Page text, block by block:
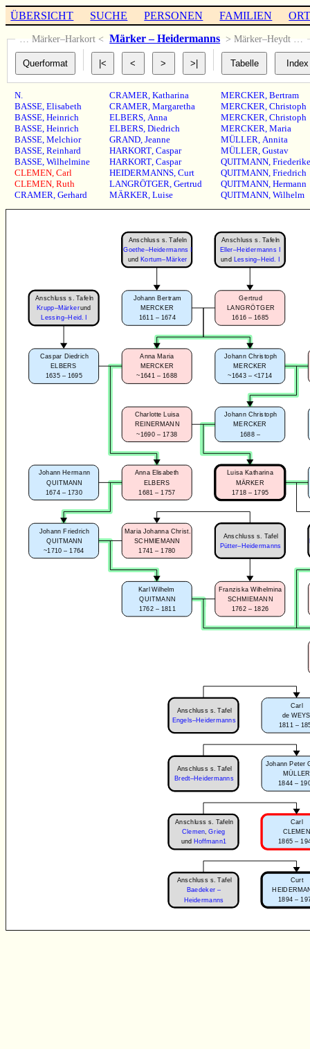
ÜBERSICHT SUCHE PERSONEN FAMILIEN
… Märker–Harkort < Märker – Heidermanns > Märker–Heydt …
N.
BASSE,Elisabeth
BASSE,Heinrich
BASSE,Heinrich
BASSE,Melchior
BASSE,Reinhard
BASSE,Wilhelmine
CLEMEN,Carl
CLEMEN,Ruth
CRAMER,Gerhard
CRAMER, Katharina
CRAMER, Margaretha
ELBERS, Anna
ELBERS, Diedrich
GRAND, Jeanne
HARKORT, Caspar
HARKORT, Caspar
HEIDERMANNS, Curt
LANGRÖTGER, Gertrud
MÄRKER, Luise
MERCKER, Bertram
MERCKER, Christoph
MERCKER, Christoph
MERCKER, Maria
MÜLLER, Annita
MÜLLER, Gustav
QUITMANN, Friederike
QUITMANN, Friedrich
QUITMANN, Hermann
QUITMANN, Wilhelm
Luisa Katharina
MÄRKER
1718 – 1795
Johann Christoph
MERCKER
1688 –
Charlotte Luisa
REINERMANN
~1690 – 1738
Johann Christoph
MERCKER
~1643 – <1714
Johann Bertram
MERCKER
1611 – 1674
Gertrud
LANGRÖTGER
1616 – 1685
Carl
de WEYS
1811 –
Johann Peter
MÜLLER
1844 –
Carl
CLEMEN
1865 –
Curt
1894 –
Anna Maria
MERCKER
~1641 – 1688
Caspar Diedrich
ELBERS
1635 – 1695
Anna Elisabeth
ELBERS
1681 – 1757
Johann Hermann
QUITMANN
1674 – 1730
Maria Johanna Christ.
SCHMIEMANN
1741 – 1780
Johann Friedrich
QUITMANN
~1710 – 1764
Karl Wilhelm
QUITMANN
1762 – 1811
Franziska Wilhelmina
SCHMIEMANN
1762 – 1826
Anschluss s. Tafeln
Krupp–Märkerund
Lessing–Heid. I
Anschluss s. Tafeln
Goethe–Heidermanns I
und Kortum–Märker
Anschluss s. Tafel
Engels–Heidermanns
Anschluss s. Tafel
Bredt–Heidermanns
Anschluss s. Tafeln
Eller–Heidermanns I
und Lessing–Heid. I
Anschluss s. Tafel
Pütter–Heidermanns
Anschluss s. Tafeln
Clemen,Grieg
und Hoffmann1
Anschluss s. Tafel
Baedeker –
Heidermanns